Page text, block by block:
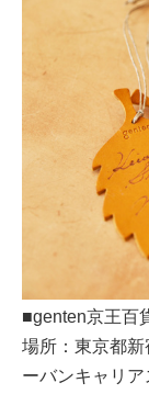
■genten京王百
場所：東京都
ーバンキャリ